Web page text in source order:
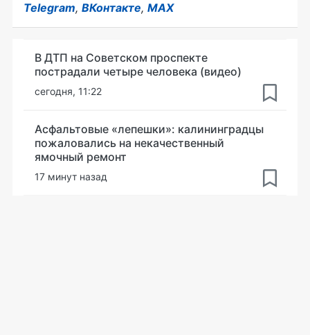
Telegram, ВКонтакте, MAX
В ДТП на Советском проспекте
пострадали четыре человека (видео)
сегодня, 11:22
Асфальтовые «лепешки»: калининградцы
пожаловались на некачественный
ямочный ремонт
17 минут назад